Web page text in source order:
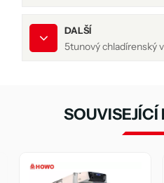
DALŠÍ
5tunový chladírenský